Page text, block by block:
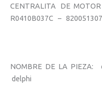
CENTRALITA DE
R0410B037C –
NOMBRE DE LA
delphi